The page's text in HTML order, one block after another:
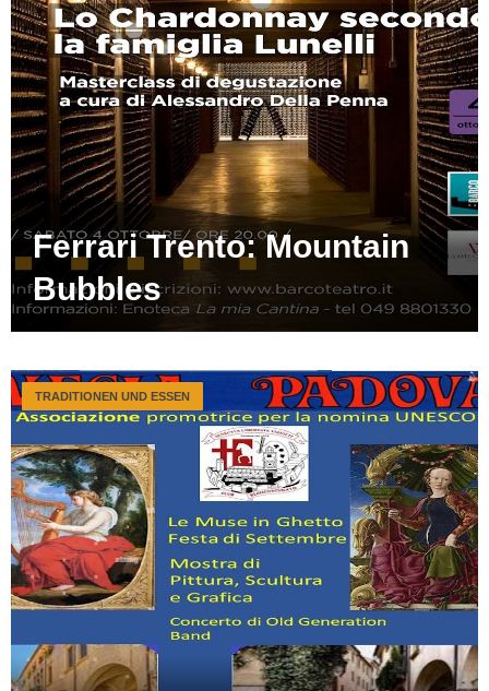
Ferrari Trento: Mountain
Bubbles
TRADITIONEN UND ESSEN